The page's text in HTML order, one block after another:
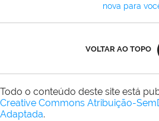
nova para
VOLTAR AO TOPO
Todo o conteúdo deste site está
Creative Commons Atribuição-
Adaptada.